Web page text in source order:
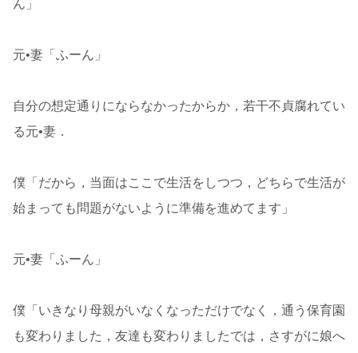
ん」
元•妻「ふーん」
自分の想定通りにならなかったからか，若干不貞腐れてい
る元•妻．
僕「だから，当面はここで生活をしつつ，どちらで生活が
始まっても問題がないように準備を進めてます」
元•妻「ふーん」
僕「いきなり母親がいなくなっただけでなく，通う保育園
も変わりました，友達も変わりましたでは，さすがに娘へ